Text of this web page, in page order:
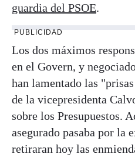
guardia del PSOE.
PUBLICIDAD
Los dos máximos
en el Govern, y
han lamentado las
de la vicepresidenta
sobre los Presupuestos.
asegurado pasaba por la
retiraran hoy las